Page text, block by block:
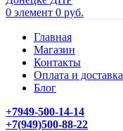
0 элемент 0 руб.
Главная
Магазин
Контакты
Оплата и доставка
Блог
+7949-500-14-14
+7(949)500-88-22